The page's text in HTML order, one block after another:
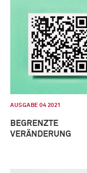
AUSGABE 04 2021
BEGRENZTE
VERÄNDERUNG